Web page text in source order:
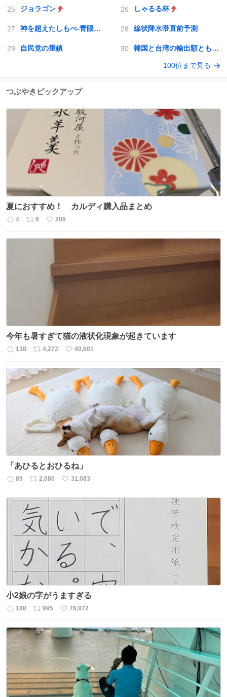
ジョラゴン しゃるる杯
神を超えたしもべ-青眼の究極竜 線状降水帯直前予測
自民党の重鎮 韓国と台湾の輸出額ともに初の日本超え
100位まで見る
つぶやきピックアップ
夏におすすめ！ カルディ購入品まとめ
返
4
リ
6
い
208
今年も暑すぎて猫の液状化現象が起きています
返
138
リ
ス
ト
数
4,272
い
ね
数
40,601
「あひるとおひるね」
返
89
リ
ト
数
2,080
い
31,083
小2娘の字がうますぎる
返
数
188
リ
ス
995
い
ね
76,972